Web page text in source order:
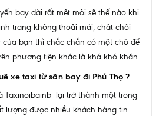
bay dài rất mệt mỏi sẽ thế nào khi
trạng không thoải mái, chật chội
của bạn thì chắc chắn có một chỗ để
phương tiện khác là khá khó khăn.
xe taxi từ sân bay đi Phú Thọ ?
Taxinoibainb lại trở thành một trong
lượng được nhiều khách hàng tin